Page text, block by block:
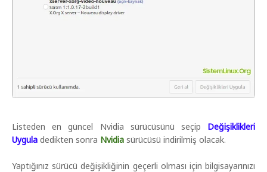
Listeden en güncel Nvidia sürücüsünü seçip Değişiklikleri
Uygula dedikten sonra Nvidia sürücüsü indirilmiş olacak.
Yaptığınız sürücü değişikliğinin geçerli olması için bilgisayarınızı